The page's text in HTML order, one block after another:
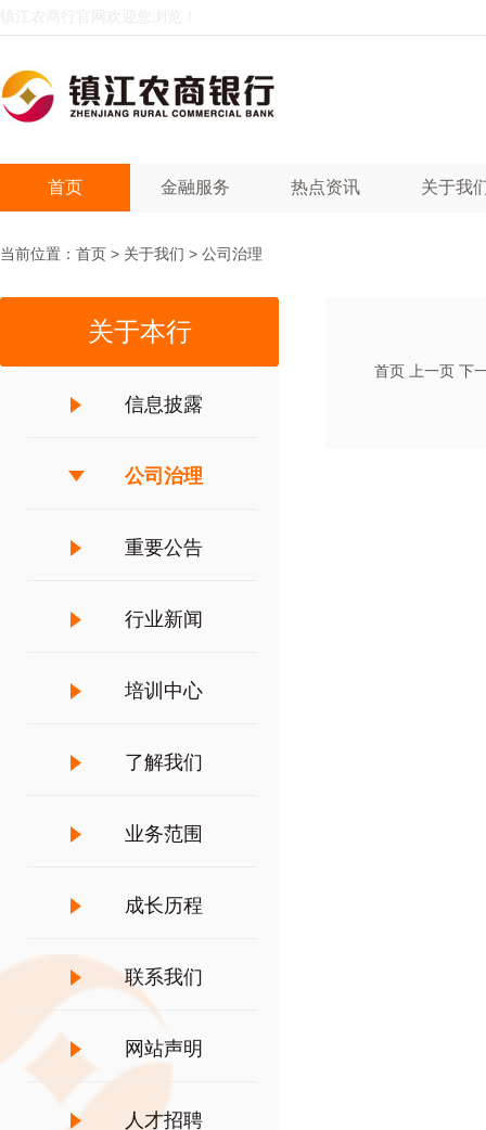
首页 金融服务 热点资讯 关于我
当前位置： 首页 > 关于我们 > 公司治理
关于本行
信息披露
公司治理
重要公告
行业新闻
培训中心
了解我们
业务范围
成长历程
联系我们
网站声明
人才招聘
首页 上一页 下